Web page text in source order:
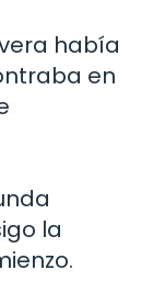
había
en
la